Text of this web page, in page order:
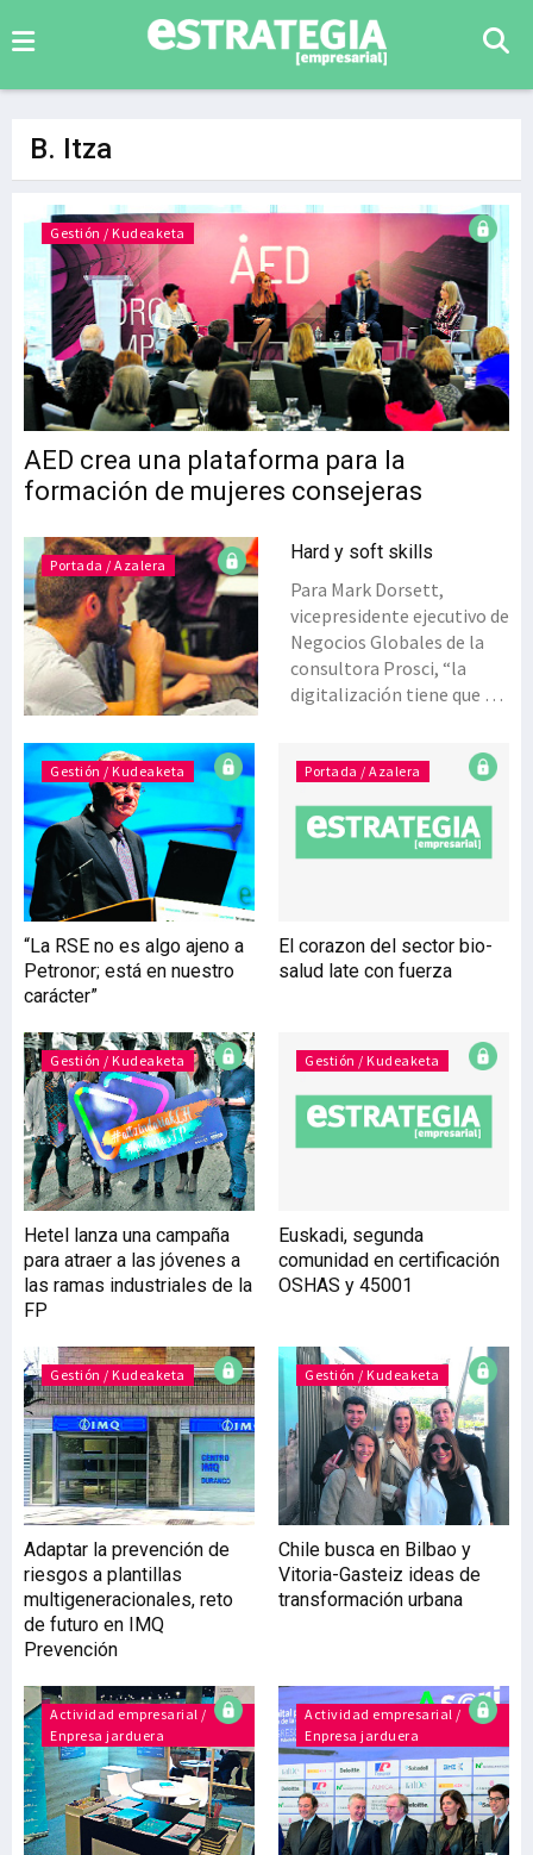
B. Itza
AED crea una plataforma para la
formación de mujeres consejeras
Gestión / Kudeaketa
Portada / Azalera
Hard y soft skills
Para Mark Dorsett,
vicepresidente ejecutivo de
Negocios Globales de la
consultora Prosci, “la
digitalización tiene que ver
con la tecnología, ya que el
potencial de la tecnología
sólo es útil en la manera
en que la gente la usa”. Y
deberá usarla cada vez
puestos de trabajo
exigirán en un futuro no
quieran estar preparados
deberán obtener
formación digital
necesarias. Las habilidades
digitales más populares,
según Th
Gestión / Kudeaketa
“La RSE no es algo ajeno a
Petronor; está en nuestro
carácter”
Portada / Azalera
El corazon del sector bio-
salud late con fuerza
Gestión / Kudeaketa
Hetel lanza una campaña
para atraer a las jóvenes a
las ramas industriales de la
FP
Gestión / Kudeaketa
Euskadi, segunda
comunidad en certificación
OSHAS y 45001
Gestión / Kudeaketa
Adaptar la prevención de
riesgos a plantillas
multigeneracionales, reto
de futuro en IMQ
Prevención
Gestión / Kudeaketa
Chile busca en Bilbao y
Vitoria-Gasteiz ideas de
transformación urbana
Actividad empresarial /
Enpresa jarduera
Actividad empresarial /
Enpresa jarduera